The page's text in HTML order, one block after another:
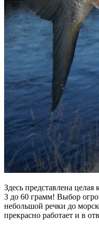
Здесь представлена целая
3 до 60 грамм! Выбор
небольшой речки до
прекрасно работает и в